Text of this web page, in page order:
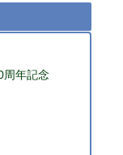
周年記念